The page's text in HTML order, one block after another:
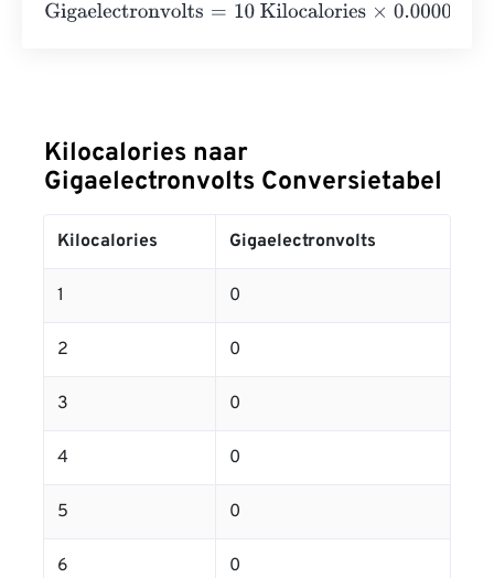
Gigaelectronvolts=10 Kilocalories×
Kilocalories naar
Gigaelectronvolts Conversietabel
Kilocalories Gigaelectronvolts
1 0
2 0
3 0
4 0
5 0
6 0